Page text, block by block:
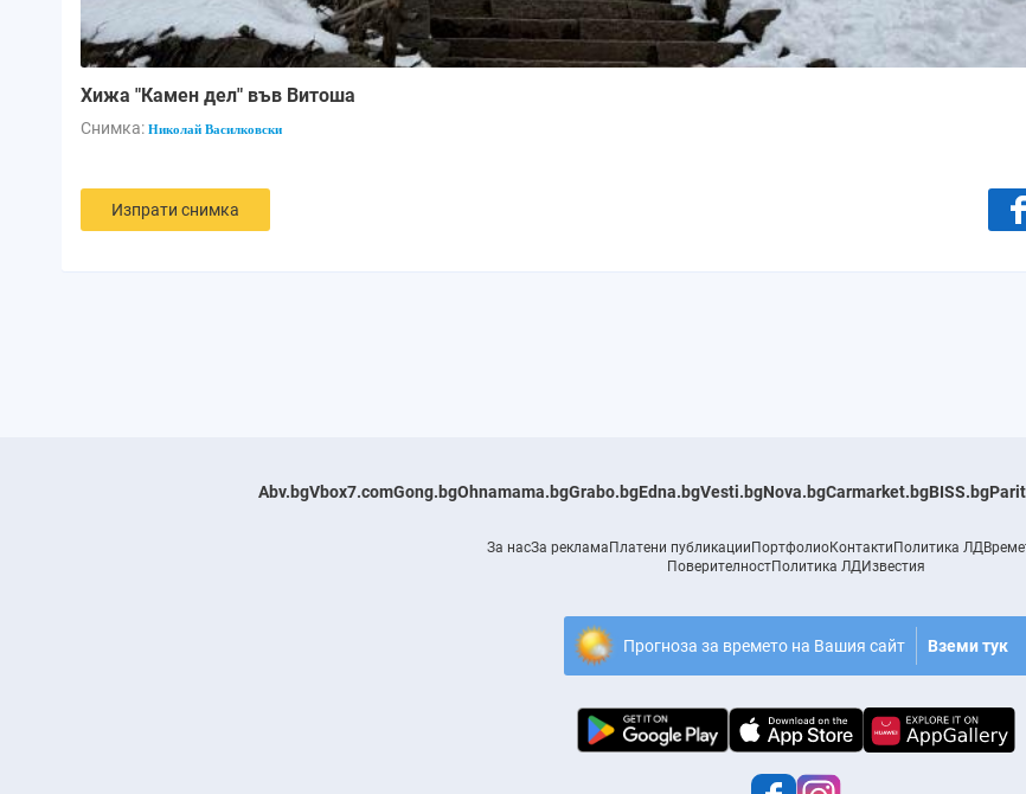
Хижа "Камен дел" във Витоша
Снимка: Николай Василковски
Изпрати снимка
Abv.bgVbox7.comGong.bgOhnamama.bgGrabo.bgEdna.bgVesti.bgNova.bgCarmarket.bgBISS.bg
За насЗа рекламаПлатени публикацииПортфолиоКонтактиПолитика ЛД
ПоверителностПолитика ЛДИзвестия
Прогноза за времето на Вашия сайт Вземи тук